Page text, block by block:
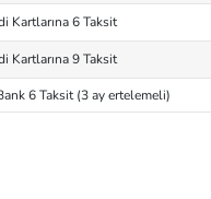
Kartlarına 6 Taksit
Kartlarına 9 Taksit
6 Taksit (3 ay ertelemeli)